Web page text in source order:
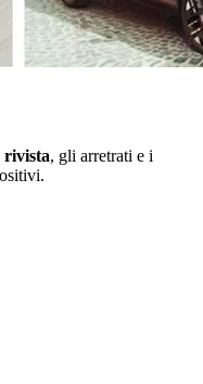
rivista, gli arretrati e i